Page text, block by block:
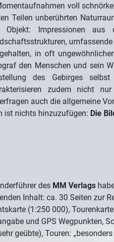
voll
Teilen unberührten
Objekt: Impressionen aus
in oft
den Menschen und sein
des Gebirges
zudem nicht
auch die allgemeine
ist nichts hinzuzufügen: Die
des MM Verlags
Inhalt: ca. 30 Seiten zur
(1:250 000),
und GPS Wegpunkten,
geübte), Touren: